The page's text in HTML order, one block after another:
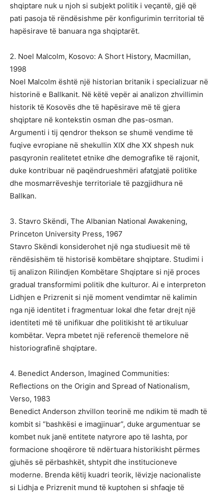
shqiptare nuk u njoh si subjekt politik i veçantë, gjë që
pati pasoja të rëndësishme për konfigurimin territorial të
hapësirave të banuara nga shqiptarët.
2. Noel Malcolm, Kosovo: A Short History, Macmillan,
1998
Noel Malcolm është një historian britanik i specializuar në
historinë e Ballkanit. Në këtë vepër ai analizon zhvillimin
historik të Kosovës dhe të hapësirave më të gjera
shqiptare në kontekstin osman dhe pas-osman.
Argumenti i tij qendror thekson se shumë vendime të
fuqive evropiane në shekullin XIX dhe XX shpesh nuk
pasqyronin realitetet etnike dhe demografike të rajonit,
duke kontribuar në paqëndrueshmëri afatgjatë politike
dhe mosmarrëveshje territoriale të pazgjidhura në
Ballkan.
3. Stavro Skëndi, The Albanian National Awakening,
Princeton University Press, 1967
Stavro Skëndi konsiderohet një nga studiuesit më të
rëndësishëm të historisë kombëtare shqiptare. Studimi i
tij analizon Rilindjen Kombëtare Shqiptare si një proces
gradual transformimi politik dhe kulturor. Ai e interpreton
Lidhjen e Prizrenit si një moment vendimtar në kalimin
nga një identitet i fragmentuar lokal dhe fetar drejt një
identiteti më të unifikuar dhe politikisht të artikuluar
kombëtar. Vepra mbetet një referencë themelore në
historiografinë shqiptare.
4. Benedict Anderson, Imagined Communities:
Reflections on the Origin and Spread of Nationalism,
Verso, 1983
Benedict Anderson zhvillon teorinë me ndikim të madh të
kombit si “bashkësi e imagjinuar”, duke argumentuar se
kombet nuk janë entitete natyrore apo të lashta, por
formacione shoqërore të ndërtuara historikisht përmes
gjuhës së përbashkët, shtypit dhe institucioneve
moderne. Brenda këtij kuadri teorik, lëvizje nacionaliste
si Lidhja e Prizrenit mund të kuptohen si shfaqje të